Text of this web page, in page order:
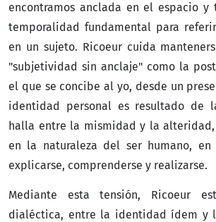
encontramos anclada en el espacio y
temporalidad fundamental para
en un sujeto. Ricoeur cuida
"subjetividad sin anclaje" como la
el que se concibe al yo, desde un
identidad personal es resultado de
halla entre la mismidad y la alteridad,
en la naturaleza del ser humano,
explicarse, comprenderse y realizarse.
Mediante esta tensión, Ricoeur
dialéctica, entre la identidad ídem y